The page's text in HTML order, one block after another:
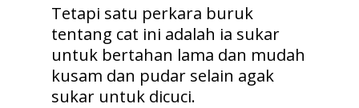
Tetapi satu perkara buruk
tentang cat ini adalah ia sukar
untuk bertahan lama dan mudah
kusam dan pudar selain agak
sukar untuk dicuci.